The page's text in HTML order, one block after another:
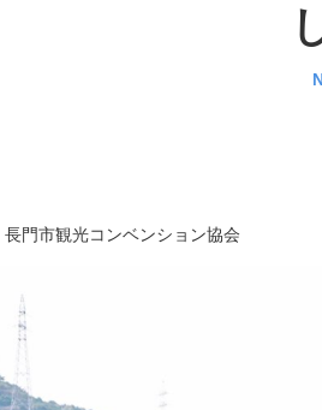
長門市観光コンベンション協会